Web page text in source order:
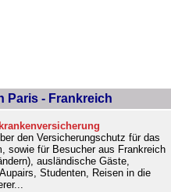
Paris - Frankreich
den Versicherungschutz für das
sowie für Besucher aus Frankreich
ausländische Gäste,
Studenten, Reisen in die